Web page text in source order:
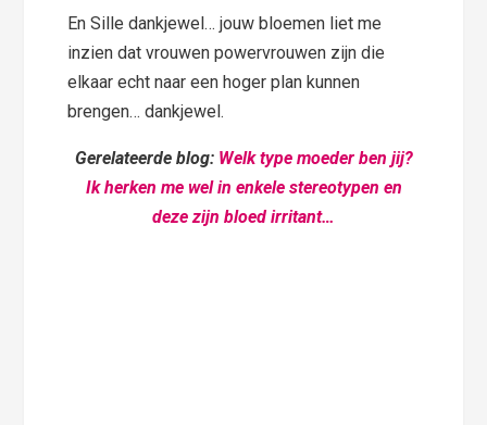
En Sille dankjewel… jouw bloemen liet me
inzien dat vrouwen powervrouwen zijn die
elkaar echt naar een hoger plan kunnen
brengen… dankjewel.
Gerelateerde blog: Welk type moeder ben jij?
Ik herken me wel in enkele stereotypen en
deze zijn bloed irritant…